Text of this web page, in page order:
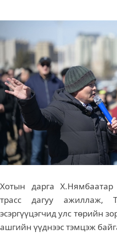
Хотын дарга
трасс дагуу ажиллаж,
эсэргүүцэгчид улс төрийн
ашгийн үүднээс тэмцэж